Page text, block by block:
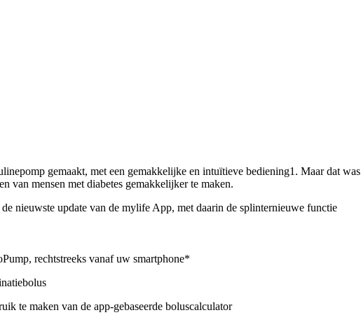
gemaakt, met een gemakkelijke en intuïtieve bediening1. Maar dat was
van mensen met diabetes gemakkelijker te maken.
nieuwste update van de mylife App, met daarin de splinternieuwe functie
rechtstreeks vanaf uw smartphone*
te maken van de app-gebaseerde boluscalculator